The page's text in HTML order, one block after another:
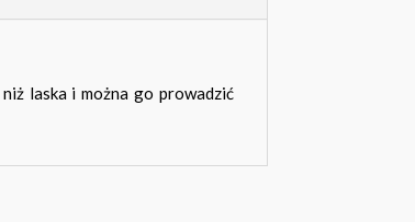
laska i można go prowadzić